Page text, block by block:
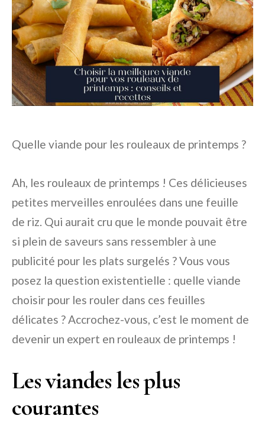
Quelle viande pour les rouleaux de printemps ?
Ah, les rouleaux de printemps ! Ces délicieuses
petites merveilles enroulées dans une feuille
de riz. Qui aurait cru que le monde pouvait être
si plein de saveurs sans ressembler à une
publicité pour les plats surgelés ? Vous vous
posez la question existentielle : quelle viande
choisir pour les rouler dans ces feuilles
délicates ? Accrochez-vous, c’est le moment de
devenir un expert en rouleaux de printemps !
Les viandes les plus
courantes